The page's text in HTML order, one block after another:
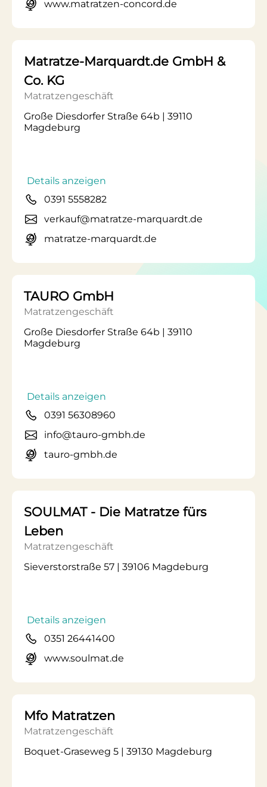
www.matratzen-concord.de
Matratze-Marquardt.de GmbH &
Co. KG
Matratzengeschäft
Große Diesdorfer Straße 64b | 39110
Magdeburg
Details anzeigen
0391 5558282
verkauf@matratze-marquardt.de
matratze-marquardt.de
TAURO GmbH
Matratzengeschäft
Große Diesdorfer Straße 64b | 39110
Magdeburg
Details anzeigen
0391 56308960
info@tauro-gmbh.de
tauro-gmbh.de
SOULMAT - Die Matratze fürs
Leben
Matratzengeschäft
Sieverstorstraße 57 | 39106 Magdeburg
Details anzeigen
0351 26441400
www.soulmat.de
Mfo Matratzen
Matratzengeschäft
Boquet-Graseweg 5 | 39130 Magdeburg